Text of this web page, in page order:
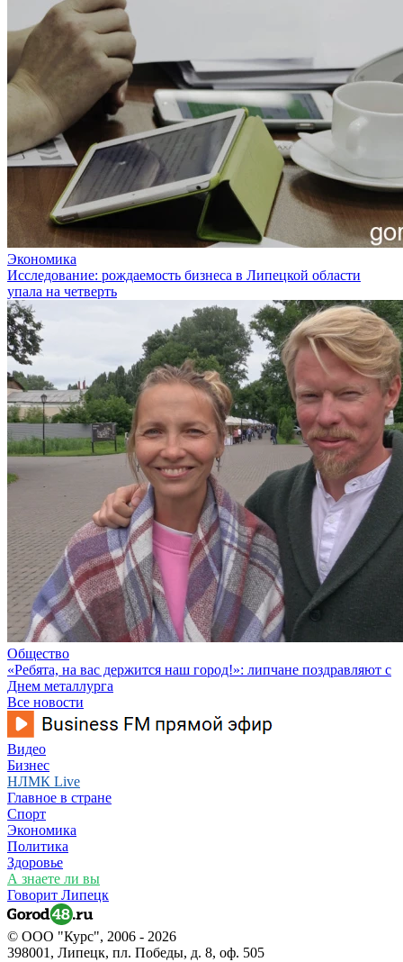
Экономика
Исследование: рождаемость бизнеса в Липецкой области
упала на четверть
Общество
«Ребята, на вас держится наш город!»: липчане поздравляют с
Днем металлурга
Все новости
Видео
Бизнес
НЛМК Live
Главное в стране
Спорт
Экономика
Политика
Здоровье
А знаете ли вы
Говорит Липецк
© ООО "Курс", 2006 - 2026
398001, Липецк, пл. Победы, д. 8, оф. 505